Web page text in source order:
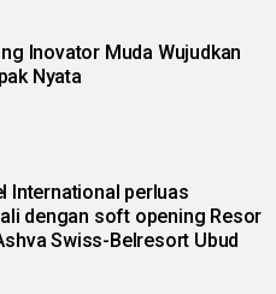
Inovator Muda Wujudkan
Nyata
International perluas
dengan soft opening Resor
Swiss-Belresort Ubud